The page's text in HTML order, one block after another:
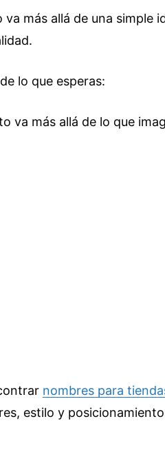
más allá de una simple
lo que esperas:
nombres para
estilo y